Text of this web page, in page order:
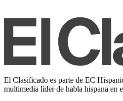
El Clasificado es parte de EC
multimedia líder de habla hispana en